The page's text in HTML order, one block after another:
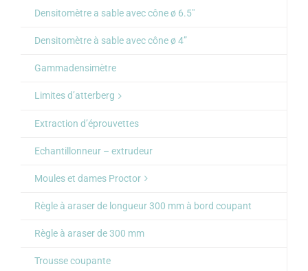
Densitomètre a sable avec cône ø 6.5″
Densitomètre à sable avec cône ø 4”
Gammadensimètre
Limites d’atterberg
Extraction d’éprouvettes
Echantillonneur – extrudeur
Moules et dames Proctor
Règle à araser de longueur 300 mm à bord coupant
Règle à araser de 300 mm
Trousse coupante